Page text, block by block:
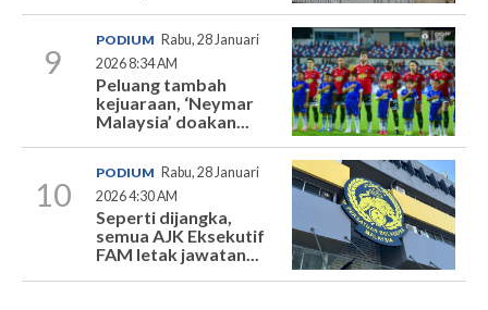
9
PODIUM Rabu, 28 Januari
2026 8:34 AM
Peluang tambah
kejuaraan, ‘Neymar
Malaysia’ doakan...
10
PODIUM Rabu, 28 Januari
2026 4:30 AM
Seperti dijangka,
semua AJK Eksekutif
FAM letak jawatan...